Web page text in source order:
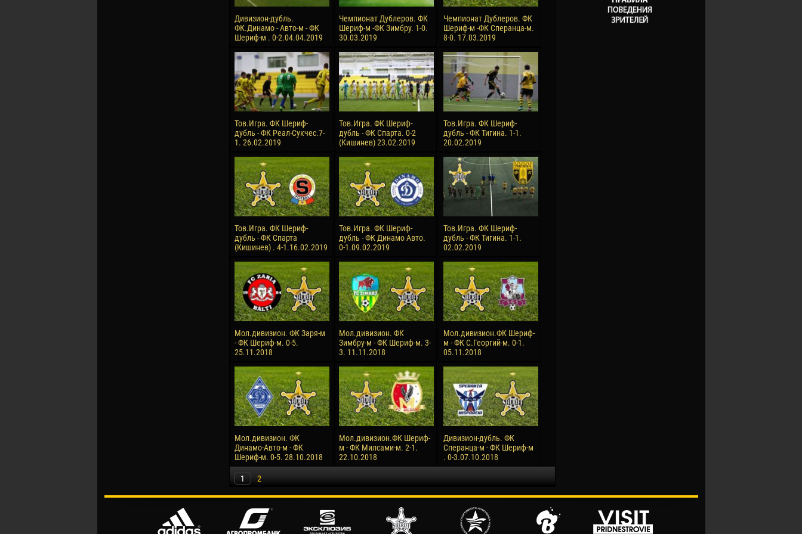
Дивизион-дубль.
ФК.Динамо - Авто-м - ФК
Шериф-м . 0-2.04.04.2019
Чемпионат Дублеров. ФК
Шериф-м -ФК Зимбру. 1-0.
30.03.2019
Чемпионат Дублеров. ФК
Шериф-м -ФК Сперанца-м.
8-0. 17.03.2019
Тов.Игра. ФК Шериф-
дубль - ФК Реал-Сукчес.7-
1. 26.02.2019
Тов.Игра. ФК Шериф-
дубль - ФК Спарта. 0-2
(Кишинев) 23.02.2019
Тов.Игра. ФК Шериф-
дубль - ФК Тигина. 1-1.
20.02.2019
Тов.Игра. ФК Шериф-
дубль - ФК Спарта
(Кишинев) . 4-1.16.02.2019
Тов.Игра. ФК Шериф-
дубль - ФК Динамо Авто.
0-1.09.02.2019
Тов.Игра. ФК Шериф-
дубль - ФК Тигина. 1-1.
02.02.2019
Мол.дивизион. ФК Заря-м
- ФК Шериф-м. 0-5.
25.11.2018
Мол.дивизион. ФК
Зимбру-м - ФК Шериф-м. 3-
3. 11.11.2018
Мол.дивизион.ФК Шериф-
м - ФК С.Георгий-м. 0-1.
05.11.2018
Мол.дивизион. ФК
Динамо-Авто-м - ФК
Шериф-м. 0-5. 28.10.2018
Мол.дивизион.ФК Шериф-
м - ФК Милсами-м. 2-1.
22.10.2018
Дивизион-дубль. ФК
Сперанца-м - ФК Шериф-м
. 0-3.07.10.2018
1 2